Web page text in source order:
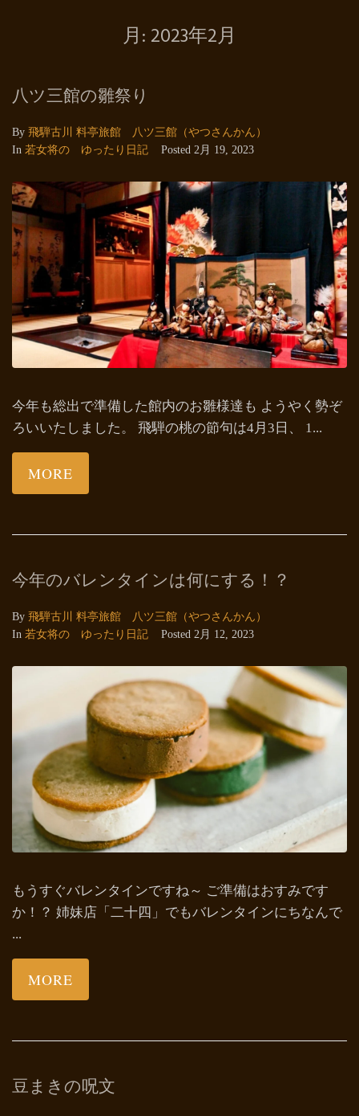
月: 2023年2月
八ツ三館の雛祭り
By 飛騨古川 料亭旅館 八ツ三館（やつさんかん）
In 若女将の ゆったり日記 Posted 2月 19, 2023
今年も総出で準備した館内のお雛様達も ようやく勢ぞ
ろいいたしました。 飛騨の桃の節句は4月3日、 1...
MORE
今年のバレンタインは何にする！？
By 飛騨古川 料亭旅館 八ツ三館（やつさんかん）
In 若女将の ゆったり日記 Posted 2月 12, 2023
もうすぐバレンタインですね～ ご準備はおすみです
か！？ 姉妹店「二十四」でもバレンタインにちなんで
...
MORE
豆まきの呪文